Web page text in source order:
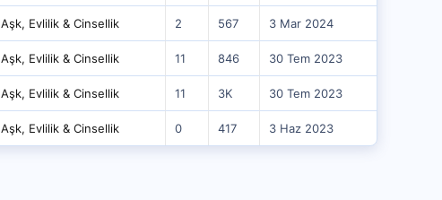
Aşk, Evlilik & Cinsellik 2 567 3 Mar 2024
Aşk, Evlilik & Cinsellik 11 846 30 Tem 2023
Aşk, Evlilik & Cinsellik 11 3K 30 Tem 2023
Aşk, Evlilik & Cinsellik 0 417 3 Haz 2023